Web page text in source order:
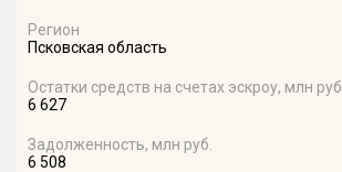
Регион
Псковская область
Остатки средств на счетах эскроу, млн руб.
6 627
Задолженность, млн руб.
6 508